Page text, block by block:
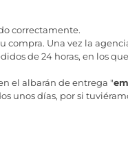
correctamente.
compra. Una vez la
de 24 horas, en los
el albarán de entrega "
unos días, por si